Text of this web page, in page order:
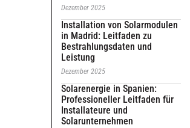
Dezember 2025
Installation von Solarmodulen
in Madrid: Leitfaden zu
Bestrahlungsdaten und
Leistung
Dezember 2025
Solarenergie in Spanien:
Professioneller Leitfaden für
Installateure und
Solarunternehmen